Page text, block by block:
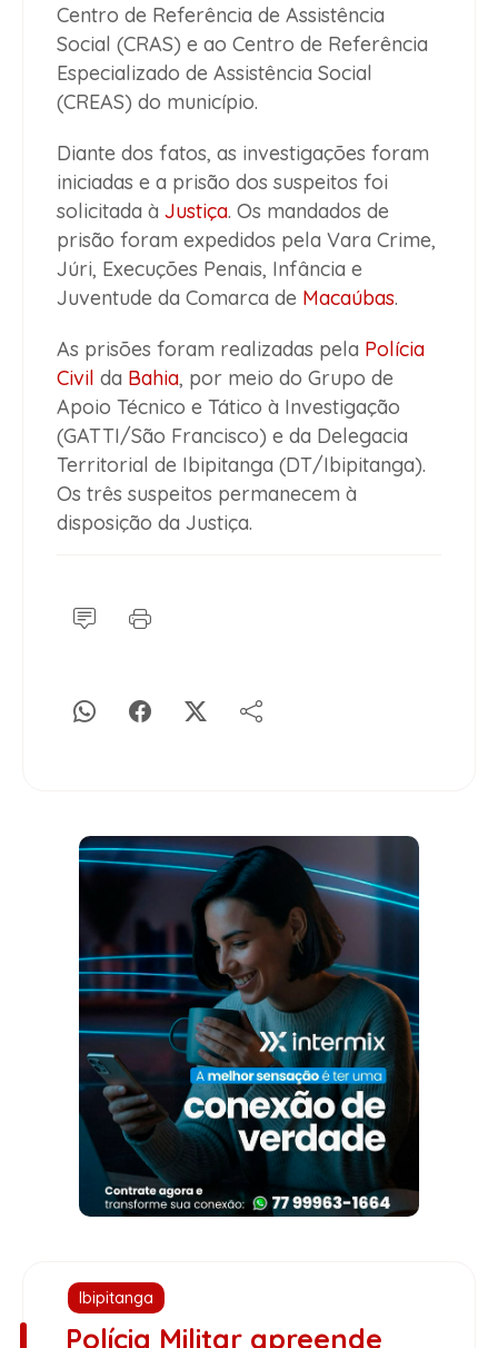
Centro de Referência de Assistência
Social (CRAS) e ao Centro de Referência
Especializado de Assistência Social
(CREAS) do município.
Diante dos fatos, as investigações foram
iniciadas e a prisão dos suspeitos foi
solicitada à Justiça. Os mandados de
prisão foram expedidos pela Vara Crime,
Júri, Execuções Penais, Infância e
Juventude da Comarca de Macaúbas.
As prisões foram realizadas pela Polícia
Civil da Bahia, por meio do Grupo de
Apoio Técnico e Tático à Investigação
(GATTI/São Francisco) e da Delegacia
Territorial de Ibipitanga (DT/Ibipitanga).
Os três suspeitos permanecem à
disposição da Justiça.
Ibipitanga
Polícia Militar apreende